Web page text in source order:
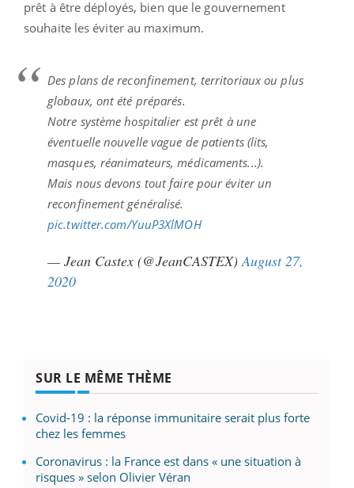
prêt à être déployés, bien que le gouvernement
souhaite les éviter au maximum.
Des plans de reconfinement, territoriaux ou plus
globaux, ont été préparés.
Notre système hospitalier est prêt à une
éventuelle nouvelle vague de patients (lits,
masques, réanimateurs, médicaments...).
Mais nous devons tout faire pour éviter un
reconfinement généralisé.
pic.twitter.com/YuuP3XlMOH
— Jean Castex (@JeanCASTEX)August 27,
2020
SUR LE MÊME THÈME
Covid-19 : la réponse immunitaire serait plus forte
chez les femmes
Coronavirus : la France est dans « une situation à
risques » selon Olivier Véran